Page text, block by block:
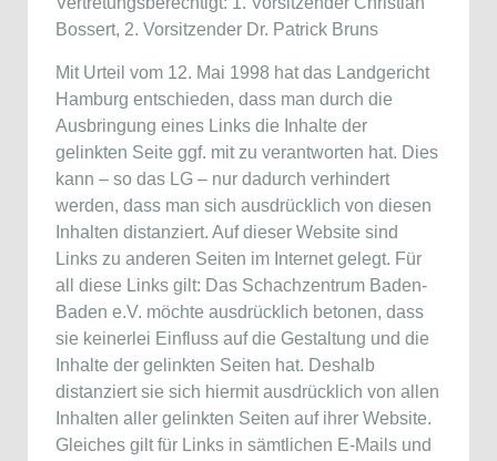
Bossert, 2. Vorsitzender Dr. Patrick Bruns
Mit Urteil vom 12. Mai 1998 hat das Landgericht
Hamburg entschieden, dass man durch die
Ausbringung eines Links die Inhalte der
gelinkten Seite ggf. mit zu verantworten hat. Dies
kann – so das LG – nur dadurch verhindert
werden, dass man sich ausdrücklich von diesen
Inhalten distanziert. Auf dieser Website sind
Links zu anderen Seiten im Internet gelegt. Für
all diese Links gilt: Das Schachzentrum Baden-
Baden e.V. möchte ausdrücklich betonen, dass
sie keinerlei Einfluss auf die Gestaltung und die
Inhalte der gelinkten Seiten hat. Deshalb
distanziert sie sich hiermit ausdrücklich von allen
Inhalten aller gelinkten Seiten auf ihrer Website.
Gleiches gilt für Links in sämtlichen E-Mails und